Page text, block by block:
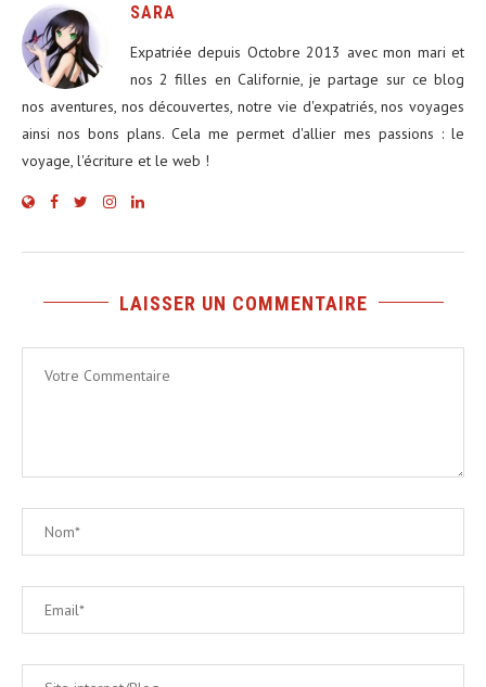
SARA
Expatriée depuis Octobre 2013 avec mon mari et
nos 2 filles en Californie, je partage sur ce blog
nos aventures, nos découvertes, notre vie d'expatriés, nos voyages
ainsi nos bons plans. Cela me permet d'allier mes passions : le
voyage, l'écriture et le web !
LAISSER UN COMMENTAIRE